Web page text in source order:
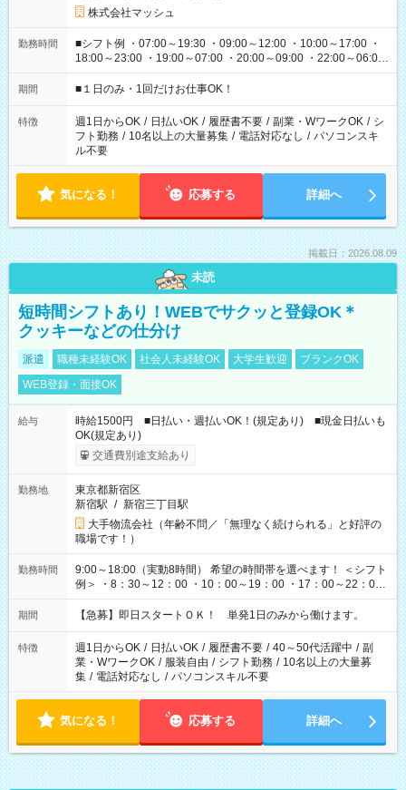
株式会社マッシュ
勤務時間
■シフト例 ・07:00～19:30 ・09:00～12:00 ・10:00～17:00 ・
18:00～23:00 ・19:00～07:00 ・20:00～09:00 ・22:00～06:00
etc ★最短で3時間で5,120円のお仕事から 15時間で2万円近く稼
げるお仕事も！ ご希望のお時間に合わせてご紹介！ ※シフトは
ください！
期間 ■１日のみ・1回だけお仕事OK！
特徴 週1日からOK / 日払いOK / 履歴書不要 / 副業・WワークOK / シ
フト勤務 / 10名以上の大量募集 / 電話対応なし / パソコンスキ
ル不要
気になる！ 応募する 詳細へ
掲載日：2026.08.09
未読
短時間シフトあり！WEBでサクッと登録OK＊
クッキーなどの仕分け
派遣 職種未経験OK 社会人未経験OK 大学生歓迎
ブランクOK
WEB登録・面接OK
給与
時給1500円 ■日払い・週払いOK！(規定あり) ■現金日払いも
OK(規定あり)
交通費別途支給あり
勤務地
東京都新宿区
新宿駅 / 新宿三丁目駅
大手物流会社（年齢不問／「無理なく続けられる」と好評の
職場です！）
勤務時間
9:00～18:00（実動8時間） 希望の時間帯を選べます！ ＜シフト
例＞ ・8：30～12：00 ・10：00～19：00 ・17：00～22：00
・13：00～22：00 ・22：00～翌6：00 など
期間 【急募】即日スタートＯＫ！ 単発1日のみから働けます。
特徴 週1日からOK / 日払いOK / 履歴書不要 / 40～50代活躍中 / 副
業・WワークOK / 服装自由 / シフト勤務 / 10名以上の大量募
集 / 電話対応なし / パソコンスキル不要
気になる！ 応募する 詳細へ